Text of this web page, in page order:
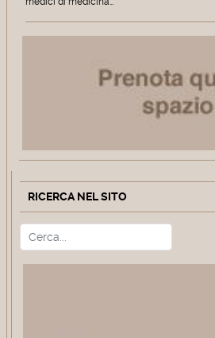
RICERCA NEL SITO
Cerca Type 2